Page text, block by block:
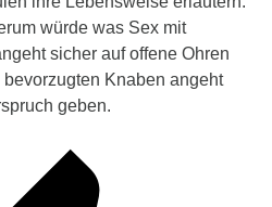
würde was Sex mit
sicher auf offene Ohren
Knaben angeht
geben.